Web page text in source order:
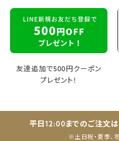
友達追加で500円クーポン
プレゼント！
平日12:00までのご注文は
※土日祝・夏季、